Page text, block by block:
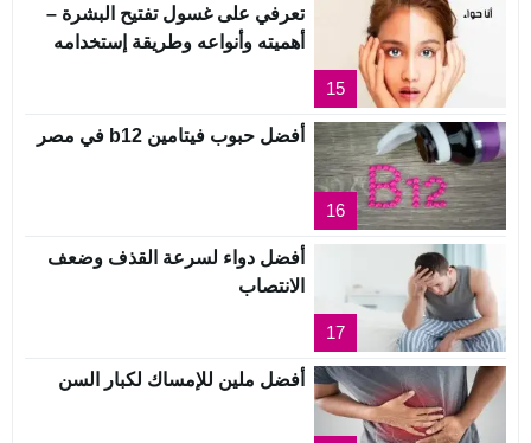
15
تعرفي على غسول تفتيح البشرة –
أهميته وأنواعه وطريقة إستخدامه
16
أفضل حبوب فيتامين b12 في مصر
17
أفضل دواء لسرعة القذف وضعف
الانتصاب
أفضل ملين للإمساك لكبار السن